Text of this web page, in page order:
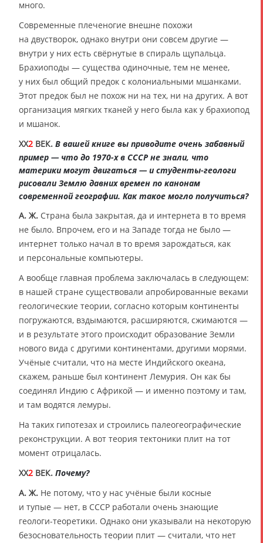
много.
Современные плеченогие внешне похожи
на двустворок, однако внутри они совсем другие —
внутри у них есть свёрнутые в спираль щупальца.
Брахиоподы — существа одиночные, тем не менее,
у них был общий предок с колониальными мшанками.
Этот предок был не похож ни на тех, ни на других. А вот
организация мягких тканей у него была как у брахиопод
и мшанок.
XX2 ВЕК. В вашей книге вы приводите очень забавный
пример — что до 1970-х в СССР не знали, что
материки могут двигаться — и студенты-геологи
рисовали Землю давних времен по канонам
современной географии. Как такое могло получиться?
А. Ж. Страна была закрытая, да и интернета в то время
не было. Впрочем, его и на Западе тогда не было —
интернет только начал в то время зарождаться, как
и персональные компьютеры.
А вообще главная проблема заключалась в следующем:
в нашей стране существовали апробированные веками
геологические теории, согласно которым континенты
погружаются, вздымаются, расширяются, сжимаются —
и в результате этого происходит образование Земли
нового вида с другими континентами, другими морями.
Учёные считали, что на месте Индийского океана,
скажем, раньше был континент Лемурия. Он как бы
соединял Индию с Африкой — и именно поэтому и там,
и там водятся лемуры.
На таких гипотезах и строились палеогеографические
реконструкции. А вот теория тектоники плит на тот
момент отрицалась.
XX2 ВЕК. Почему?
А. Ж. Не потому, что у нас учёные были косные
и тупые — нет, в СССР работали очень знающие
геологи-теоретики. Однако они указывали на некоторую
безосновательность теории плит — считали, что нет